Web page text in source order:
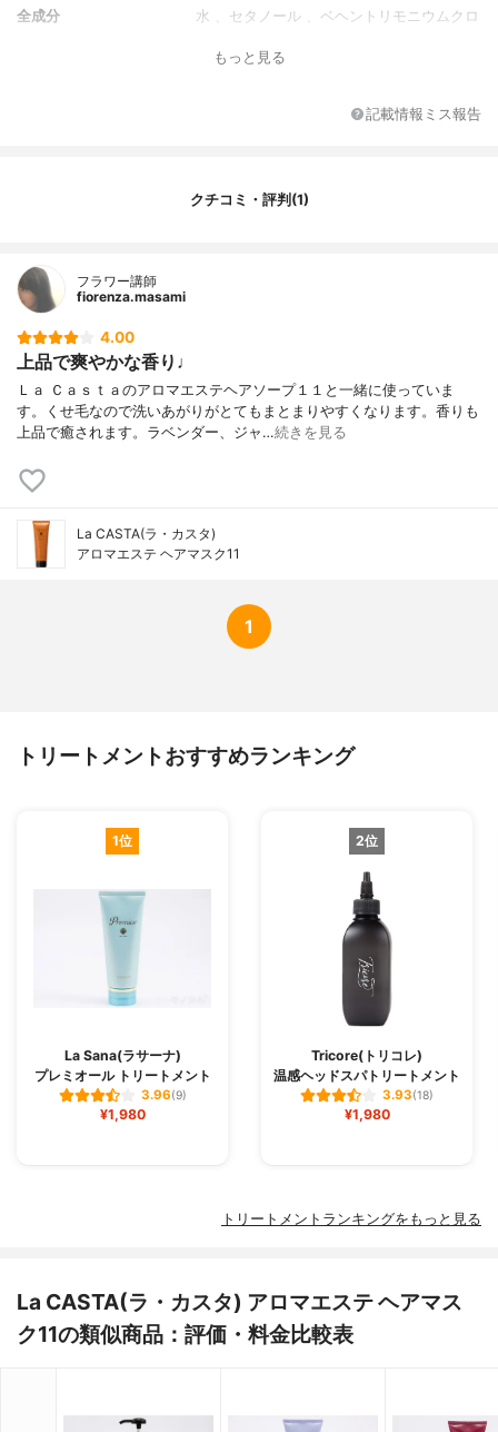
全成分
水 、セタノール 、ベヘントリモニウムクロ
グリセリル 、イソプロパノール 、ラベンダ
オイ油 、カラヤガム 、シラカンバ樹液 、γ
ラサキバレンギクエキス 、ムラサキ根エキ
もっと見る
記載情報ミス報告
クチコミ・評判(1)
フラワー講師
fiorenza.masami
4.00
上品で爽やかな香り♩
Ｌａ Ｃａｓｔａのアロマエステヘアソープ１１と一緒に使っていま
す。くせ毛なので洗いあがりがとてもまとまりやすくなります。香りも
上品で癒されます。ラベンダー、ジャ…続きを見る
La CASTA(ラ・カスタ)
アロマエステ ヘアマスク11
1
トリートメントおすすめランキング
1位
La Sana(ラサーナ)
プレミオール トリートメント
3.96(9)
¥1,980
2位
Tricore(トリコレ)
温感ヘッドスパトリートメント
3.93(18)
¥1,980
トリートメントランキングをもっと見る
La CASTA(ラ・カスタ) アロマエステ ヘアマス
ク11の類似商品：評価・料金比較表